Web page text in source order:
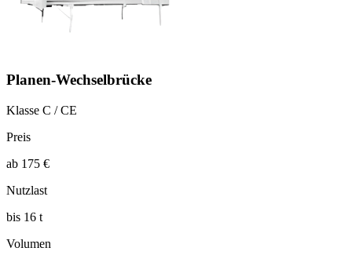
Planen-Wechselbrücke
Klasse C / CE
Preis
ab 175 €
Nutzlast
bis 16 t
Volumen